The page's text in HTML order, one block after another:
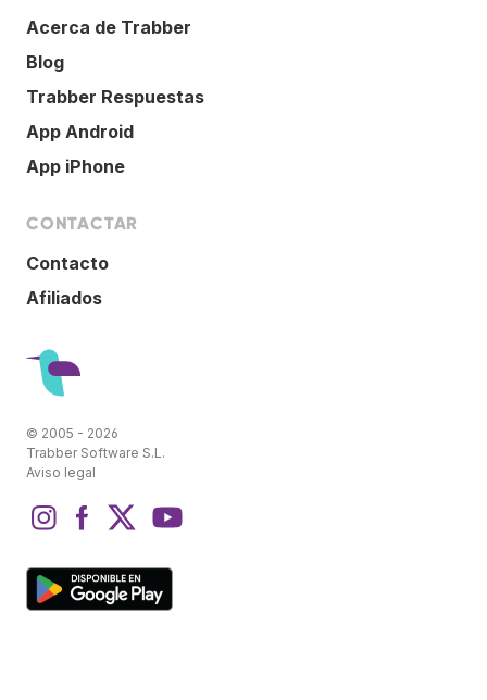
Acerca de Trabber
Blog
Trabber Respuestas
App Android
App iPhone
CONTACTAR
Contacto
Afiliados
© 2005 - 2026
Trabber Software S.L.
Aviso legal